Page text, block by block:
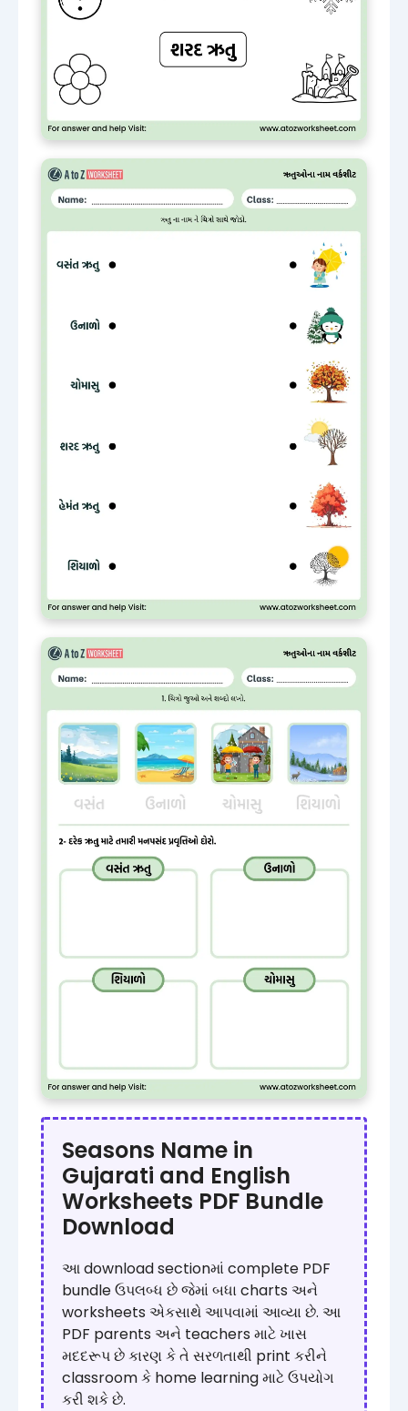
Seasons Name in
Gujarati and English
Worksheets PDF Bundle
Download
આ download sectionમાં complete PDF
bundle ઉપલબ્ધ છે જેમાં બધા charts અને
worksheets એકસાથે આપવામાં આવ્યા છે. આ
PDF parents અને teachers માટે ખાસ
મદદરૂપ છે કારણ કે તે સરળતાથી print કરીને
classroom કે home learning માટે ઉપયોગ
કરી શકે છે.